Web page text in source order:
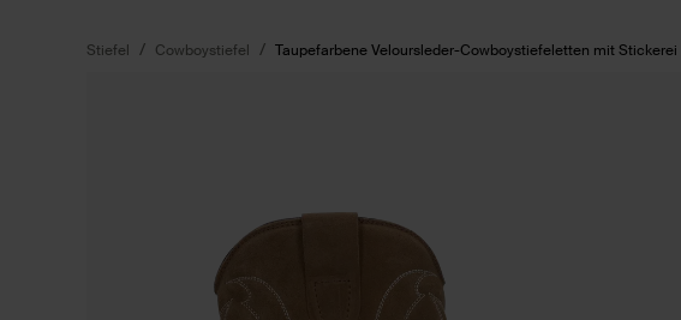
Stiefel Cowboystiefel Taupefarbene Veloursleder-Cowboystiefeletten mit Stickerei